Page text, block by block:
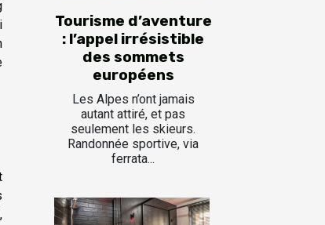
Tourisme d’aventure
: l’appel irrésistible
des sommets
européens
Les Alpes n’ont jamais
autant attiré, et pas
seulement les skieurs.
Randonnée sportive, via
ferrata...